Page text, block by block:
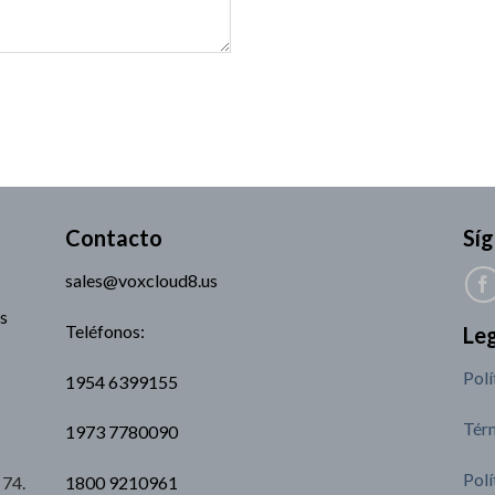
Contacto
sales@voxcloud8.us
Teléfonos:
1954 6399155
1973 7780090
1800 9210961